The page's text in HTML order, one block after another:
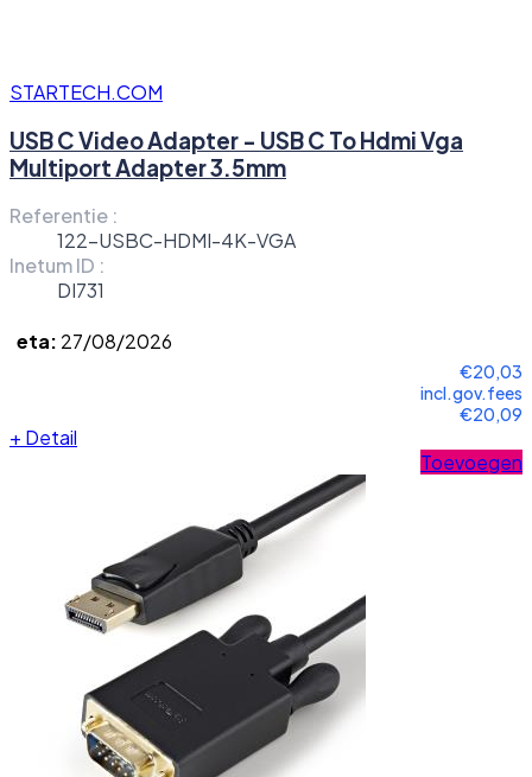
STARTECH.COM
USB C Video Adapter - USB C To Hdmi Vga
Multiport Adapter 3.5mm
Referentie :
122-USBC-HDMI-4K-VGA
Inetum ID :
DI731
eta: 27/08/2026
€20,03
incl.gov.fees
€20,09
+ Detail
Toevoegen